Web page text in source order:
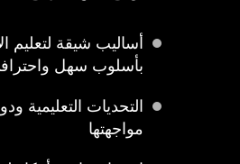
أساليب شيقة لتعليم
بأسلوب سهل
التحديات التعليمية
مواجهتها